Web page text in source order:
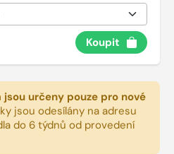
Koupit
jsou určeny pouze pro nové
jsou odesílány na adresu
do 6 týdnů od provedení